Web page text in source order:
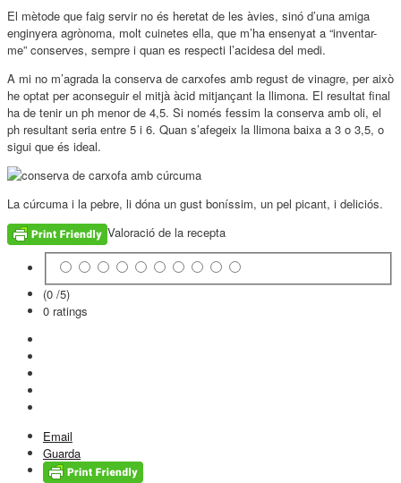
El mètode que faig servir no és heretat de les àvies, sinó d’una amiga
enginyera agrònoma, molt cuinetes ella, que m’ha ensenyat a “inventar-
me” conserves, sempre i quan es respecti l’acidesa del medi.
A mi no m’agrada la conserva de carxofes amb regust de vinagre, per això
he optat per aconseguir el mitjà àcid mitjançant la llimona. El resultat final
ha de tenir un ph menor de 4,5. Si només fessim la conserva amb oli, el
ph resultant seria entre 5 i 6. Quan s’afegeix la llimona baixa a 3 o 3,5, o
sigui que és ideal.
La cúrcuma i la pebre, li dóna un gust boníssim, un pel picant, i deliciós.
Valoració de la recepta
(0 /5)
0 ratings
Email
Guarda